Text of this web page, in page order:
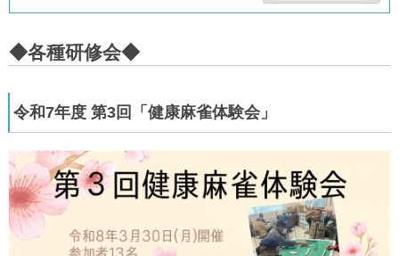
◆各種研修会◆
令和7年度 第3回「健康麻雀体験会」